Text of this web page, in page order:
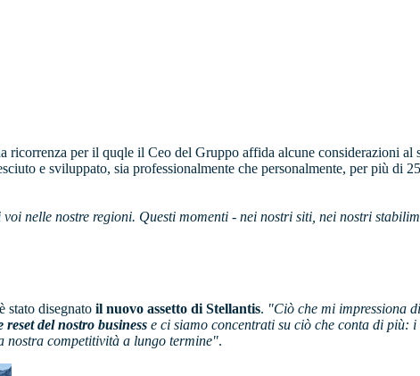
ricorrenza per il quqle il Ceo del Gruppo affida alcune considerazioni
e sviluppato, sia professionalmente che personalmente, per più di
nelle nostre regioni. Questi momenti - nei nostri siti, nei nostri
stato disegnato il nuovo assetto di Stellantis. "Ciò che mi impressiona
del nostro business e ci siamo concentrati su ciò che conta di più:
nostra competitività a lungo termine".